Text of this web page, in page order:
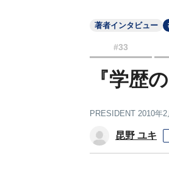
著者インタビュー
#33
『学歴
PRESIDENT 2010年
昆野 ユキ